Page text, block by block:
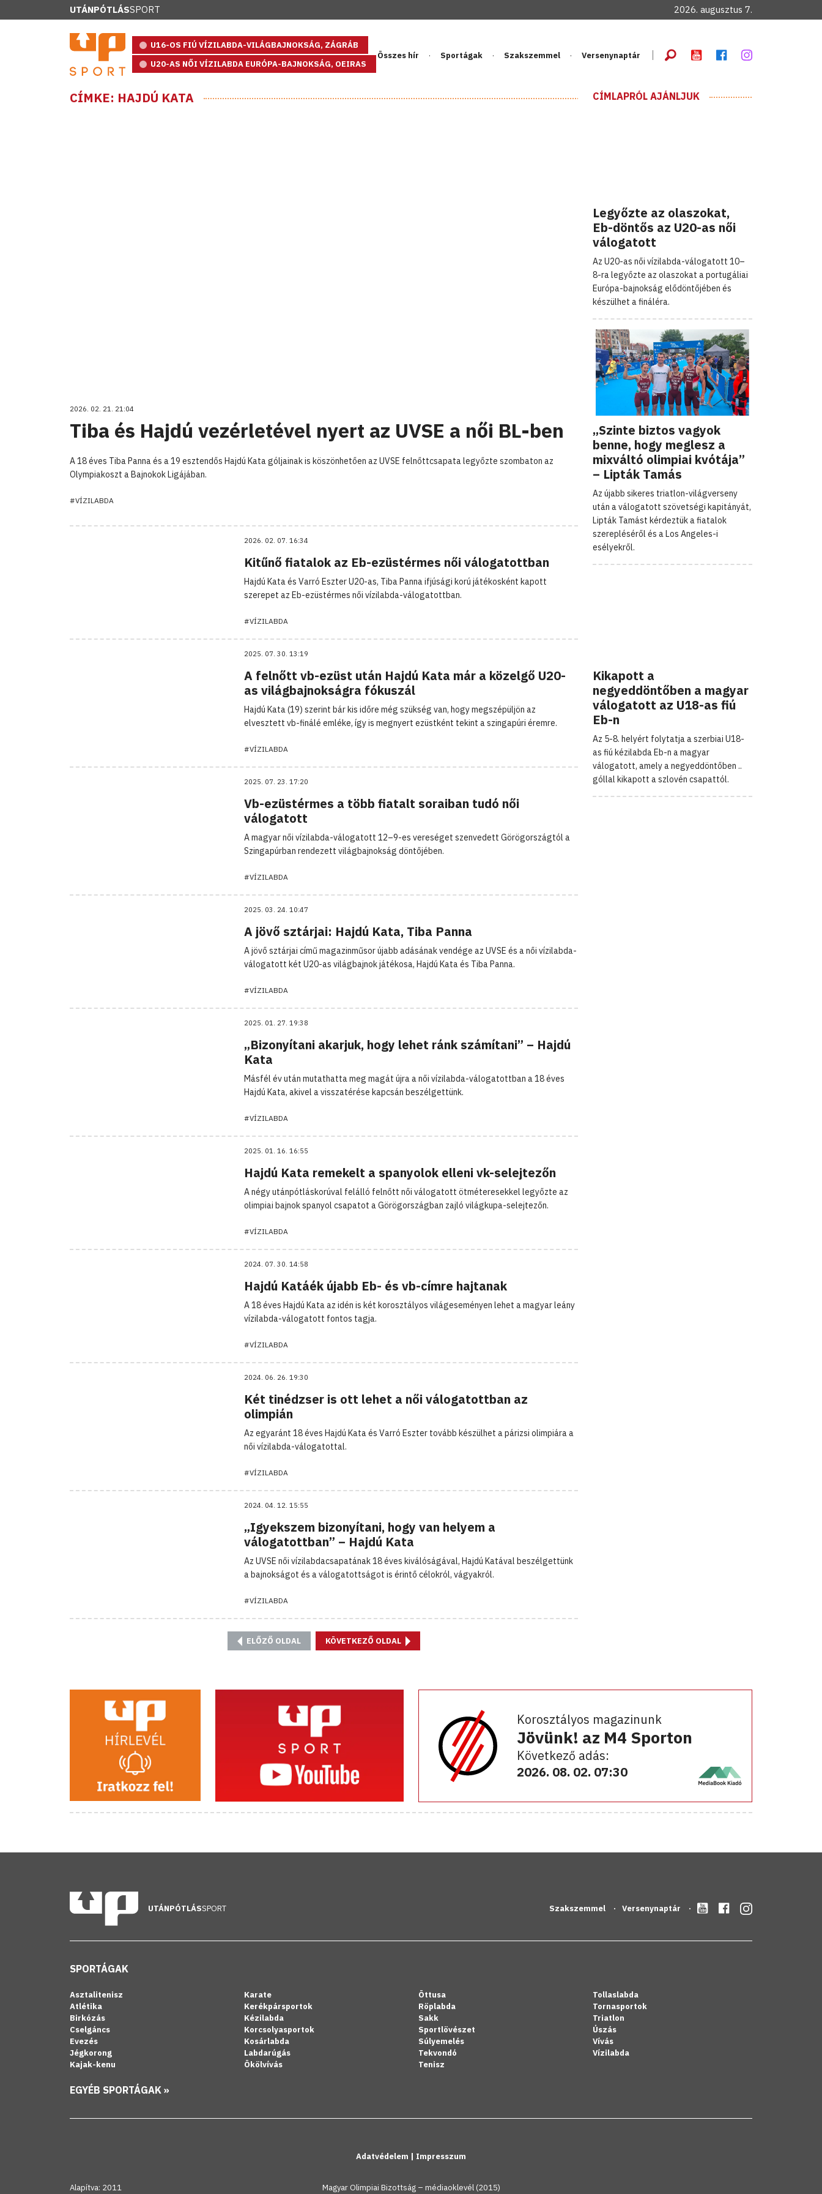
UTÁNPÓTLÁSSPORT 2026. augusztus 7.
U16-OS FIÚ VÍZILABDA-VILÁGBAJNOKSÁG, ZÁGRÁB
U20-AS NŐI VÍZILABDA EURÓPA-BAJNOKSÁG, OEIRAS
Összes hír Sportágak Szakszemmel Versenynaptár
CÍMKE: HAJDÚ KATA
2026. 02. 21. 21:04
Tiba és Hajdú vezérletével nyert az UVSE a női BL-ben
A 18 éves Tiba Panna és a 19 esztendős Hajdú Kata góljainak is köszönhetően az UVSE felnőttcsapata legyőzte szombaton az
Olympiakoszt a Bajnokok Ligájában.
#VÍZILABDA
2026. 02. 07. 16:34
Kitűnő fiatalok az Eb-ezüstérmes női válogatottban
Hajdú Kata és Varró Eszter U20-as, Tiba Panna ifjúsági korú játékosként kapott
szerepet az Eb-ezüstérmes női vízilabda-válogatottban.
#VÍZILABDA
2025. 07. 30. 13:19
A felnőtt vb-ezüst után Hajdú Kata már a közelgő U20-
as világbajnokságra fókuszál
Hajdú Kata (19) szerint bár kis időre még szükség van, hogy megszépüljön az
elvesztett vb-finálé emléke, így is megnyert ezüstként tekint a szingapúri éremre.
#VÍZILABDA
2025. 07. 23. 17:20
Vb-ezüstérmes a több fiatalt soraiban tudó női
válogatott
A magyar női vízilabda-válogatott 12–9-es vereséget szenvedett Görögországtól a
Szingapúrban rendezett világbajnokság döntőjében.
#VÍZILABDA
2025. 03. 24. 10:47
A jövő sztárjai: Hajdú Kata, Tiba Panna
A jövő sztárjai című magazinműsor újabb adásának vendége az UVSE és a női vízilabda-
válogatott két U20-as világbajnok játékosa, Hajdú Kata és Tiba Panna.
#VÍZILABDA
2025. 01. 27. 19:38
„Bizonyítani akarjuk, hogy lehet ránk számítani” – Hajdú
Kata
Másfél év után mutathatta meg magát újra a női vízilabda-válogatottban a 18 éves
Hajdú Kata, akivel a visszatérése kapcsán beszélgettünk.
#VÍZILABDA
2025. 01. 16. 16:55
Hajdú Kata remekelt a spanyolok elleni vk-selejtezőn
A négy utánpótláskorúval felálló felnőtt női válogatott ötméteresekkel legyőzte az
olimpiai bajnok spanyol csapatot a Görögországban zajló világkupa-selejtezőn.
#VÍZILABDA
2024. 07. 30. 14:58
Hajdú Katáék újabb Eb- és vb-címre hajtanak
A 18 éves Hajdú Kata az idén is két korosztályos világeseményen lehet a magyar leány
vízilabda-válogatott fontos tagja.
#VÍZILABDA
2024. 06. 26. 19:30
Két tinédzser is ott lehet a női válogatottban az
olimpián
Az egyaránt 18 éves Hajdú Kata és Varró Eszter tovább készülhet a párizsi olimpiára a
női vízilabda-válogatottal.
#VÍZILABDA
2024. 04. 12. 15:55
„Igyekszem bizonyítani, hogy van helyem a
válogatottban” – Hajdú Kata
Az UVSE női vízilabdacsapatának 18 éves kiválóságával, Hajdú Katával beszélgettünk
a bajnokságot és a válogatottságot is érintő célokról, vágyakról.
#VÍZILABDA
ELŐZŐ OLDAL KÖVETKEZŐ OLDAL
CÍMLAPRÓL AJÁNLJUK
Legyőzte az olaszokat,
Eb-döntős az U20-as női
válogatott
Az U20-as női vízilabda-válogatott 10–
8-ra legyőzte az olaszokat a portugáliai
Európa-bajnokság elődöntőjében és
készülhet a fináléra.
„Szinte biztos vagyok
benne, hogy meglesz a
mixváltó olimpiai kvótája”
– Lipták Tamás
Az újabb sikeres triatlon-világverseny
után a válogatott szövetségi kapitányát,
Lipták Tamást kérdeztük a fiatalok
szerepléséről és a Los Angeles-i
esélyekről.
Kikapott a
negyeddöntőben a magyar
válogatott az U18-as fiú
Eb-n
Az 5-8. helyért folytatja a szerbiai U18-
as fiú kézilabda Eb-n a magyar
válogatott, amely a negyeddöntőben ..
góllal kikapott a szlovén csapattól.
Korosztályos magazinunk
Jövünk! az M4 Sporton
Következő adás:
2026. 08. 02. 07:30
UTÁNPÓTLÁSSPORT Szakszemmel Versenynaptár
SPORTÁGAK
Asztalitenisz
Atlétika
Birkózás
Cselgáncs
Evezés
Jégkorong
Kajak-kenu
Karate
Kerékpársportok
Kézilabda
Korcsolyasportok
Kosárlabda
Labdarúgás
Ökölvívás
Öttusa
Röplabda
Sakk
Sportlövészet
Súlyemelés
Tekvondó
Tenisz
Tollaslabda
Tornasportok
Triatlon
Úszás
Vívás
Vízilabda
EGYÉB SPORTÁGAK »
Adatvédelem | Impresszum
Alapítva: 2011 Magyar Olimpiai Bizottság – médiaoklevél (2015)